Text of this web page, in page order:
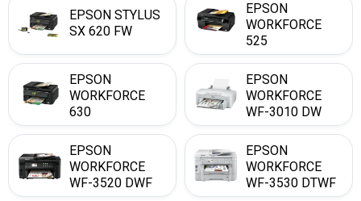
EPSON STYLUS
SX 620 FW
EPSON
WORKFORCE
525
EPSON
WORKFORCE
630
EPSON
WORKFORCE
WF-3010 DW
EPSON
WORKFORCE
WF-3520 DWF
EPSON
WORKFORCE
WF-3530 DTWF